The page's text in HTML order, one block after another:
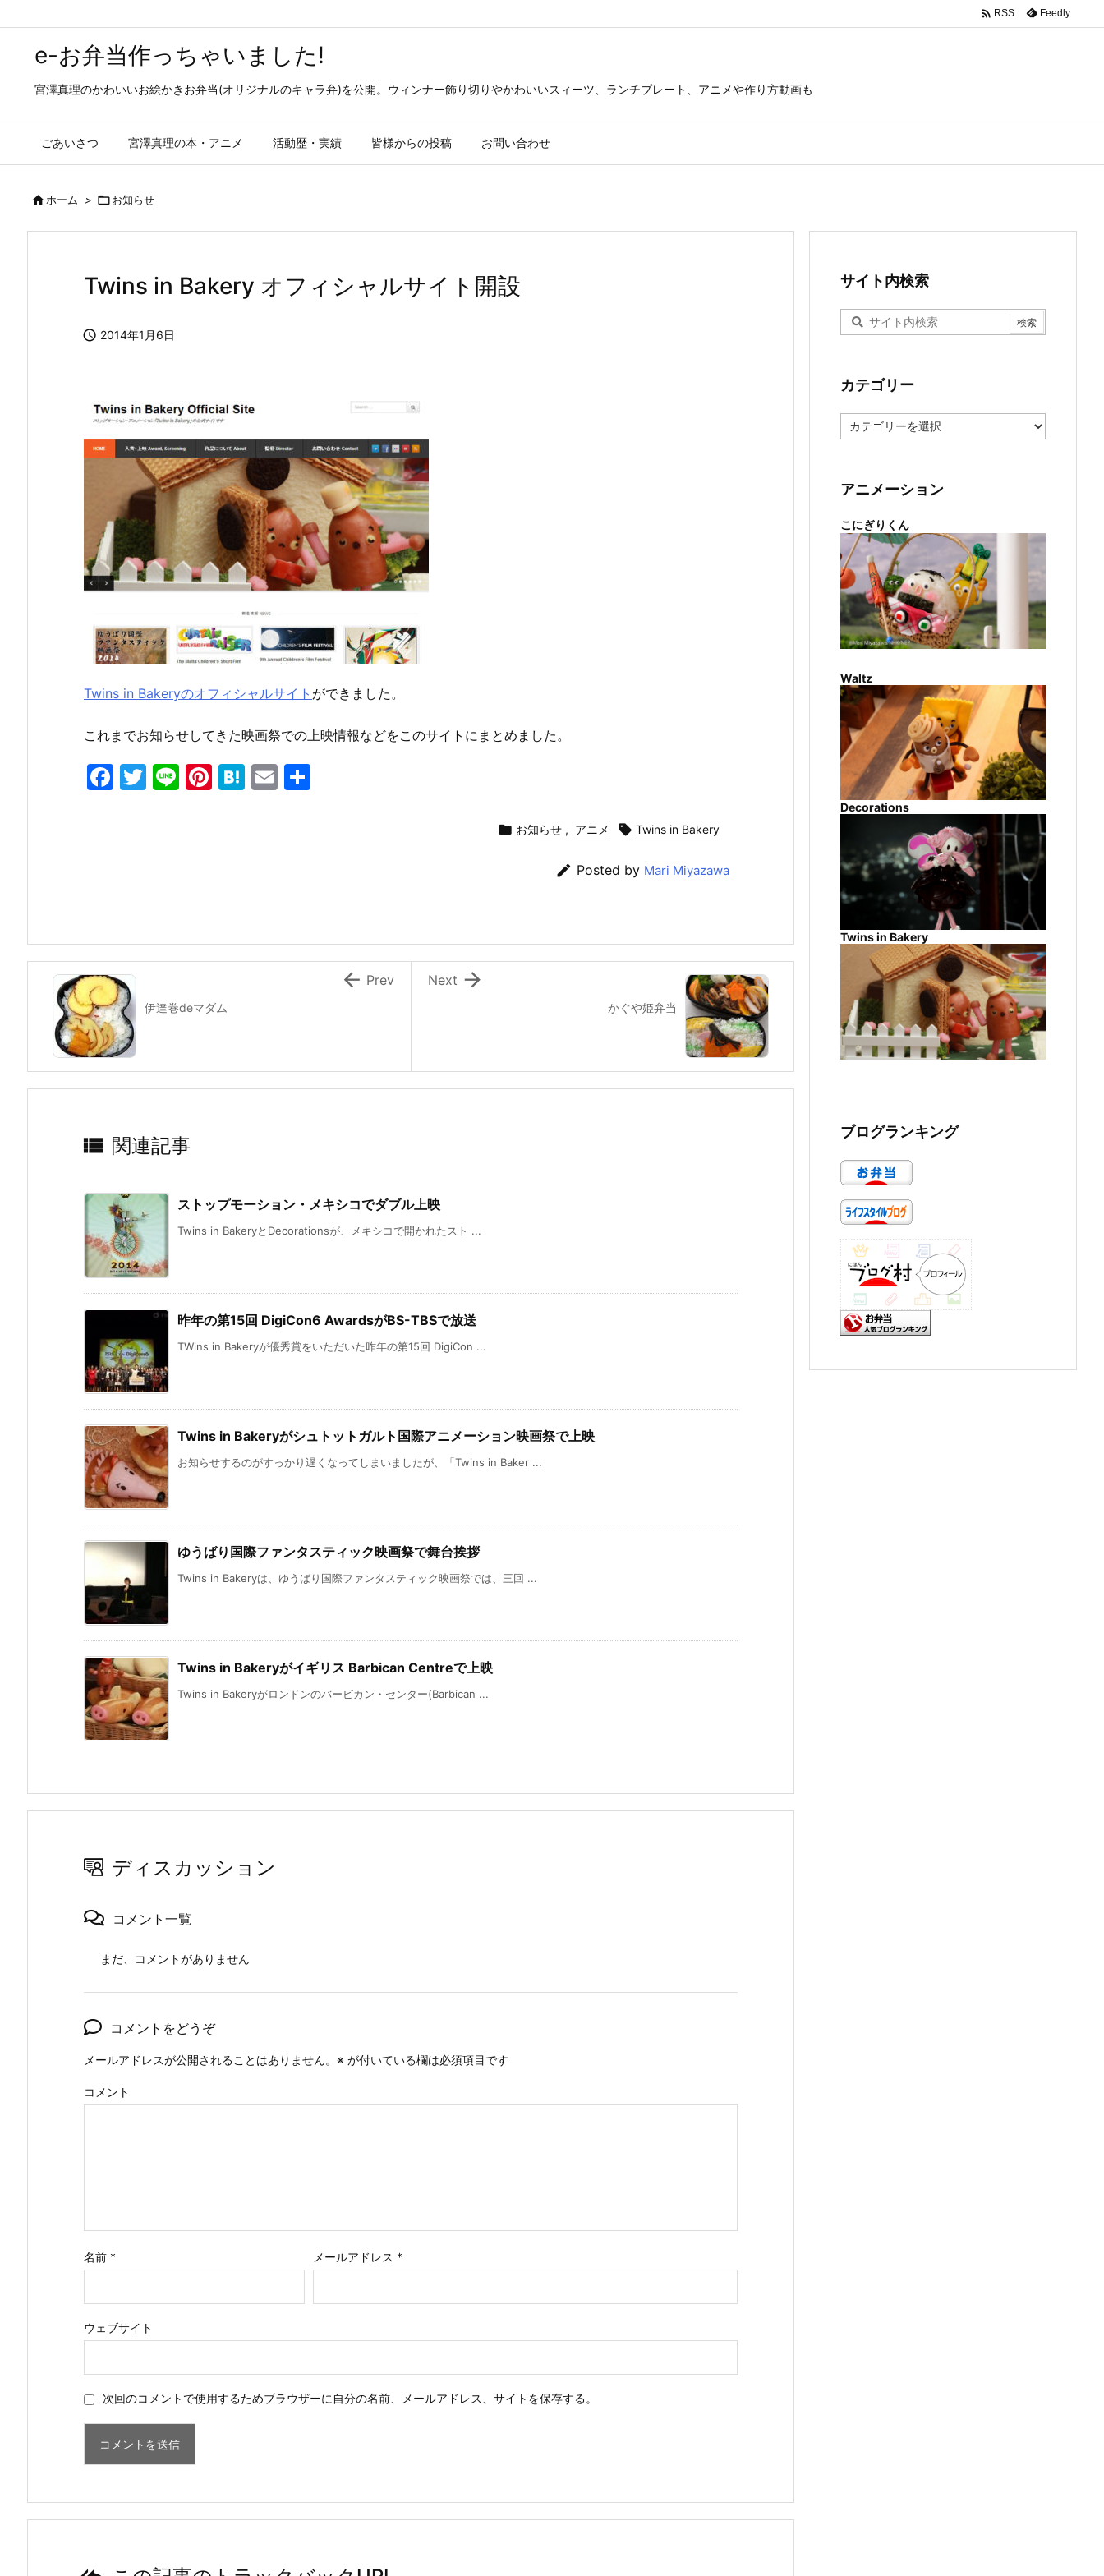
e-お弁当作っちゃいました!
宮澤真理のかわいいお絵かきお弁当(オリジナルのキャラ弁)を公開。ウィンナー飾り切りやかわいいスィーツ、ランチプレート、アニメや作り方動画も
ごあいさつ 宮澤真理の本・アニメ 活動歴・実績 皆様からの投稿 お問い合わせ
 RSS Feedly
ホーム > お知らせ
Twins in Bakery オフィシャルサイト開設
 2014年1月6日
Twins in Bakeryのオフィシャルサイト ができました。
これまでお知らせしてきた映画祭での上映情報などをこのサイトにまとめました。
F
k
T
Li Pi H
E
 お知らせ , アニメ  Twins in Bakery
 Posted by Mari Miyazawa
かぐや姫弁当

Next
伊達巻deマダム
 Prev
 関連記事
ストップモーション・メキシコでダブル上映
Twins in BakeryとDecorationsが、メキシコで開かれたスト ...
昨年の第15回 DigiCon6 AwardsがBS-TBSで放送
TWins in Bakeryが優秀賞をいただいた昨年の第15回 DigiCon ...
Twins in Bakeryがシュトットガルト国際アニメーション映画祭で上映
お知らせするのがすっかり遅くなってしまいましたが、「Twins in Baker ...
ゆうばり国際ファンタスティック映画祭で舞台挨拶
Twins in Bakeryは、ゆうばり国際ファンタスティック映画祭では、三回 ...
Twins in Bakeryがイギリス Barbican Centreで上映
Twins in Bakeryがロンドンのバービカン・センター(Barbican ...
ディスカッション
コメント一覧
まだ、コメントがありません
コメントをどうぞ
メールアドレスが公開されることはありません。 ※ が付いている欄は必須項目です
コメント
名前 * メールアドレス *
ウェブサイト
次回のコメントで使用するためブラウザーに自分の名前、メールアドレス、サイトを保存する。
サイト内検索
カテゴリー
テ
ー
アニメーション
こにぎりくん
Waltz
Decorations
Twins in Bakery
ブログランキング